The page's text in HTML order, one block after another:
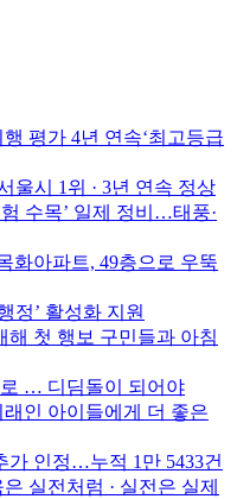
평가 4년 연속‘최고등급
울시 1위 · 3년 연속 정상
수목’ 일제 정비…태풍·
화아파트, 49층으로 우뚝
정’ 활성화 지원
해 첫 행보 구민들과 아침
… 디딤돌이 되어야
인 아이들에게 더 좋은
가 인정…누적 1만 5433건
실전처럼 · 실전은 실제